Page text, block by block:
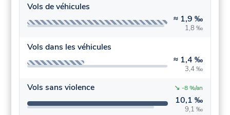
Vols de véhicules
≈ 1,9 ‰
1,8 ‰
Vols dans les véhicules
≈ 1,4 ‰
3,4 ‰
Vols sans violence
10,1 ‰
9,1 ‰
↘ -8 %/an